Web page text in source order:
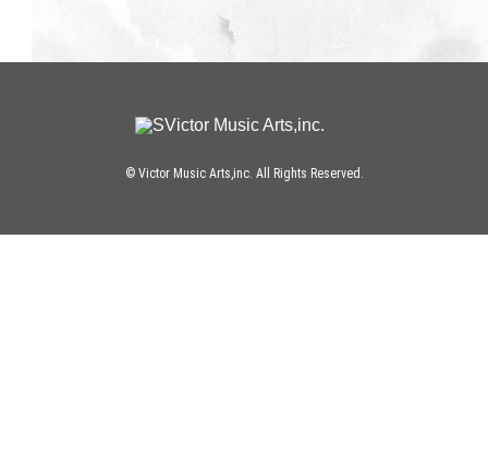
© Victor Music Arts,inc. All Rights Reserved.